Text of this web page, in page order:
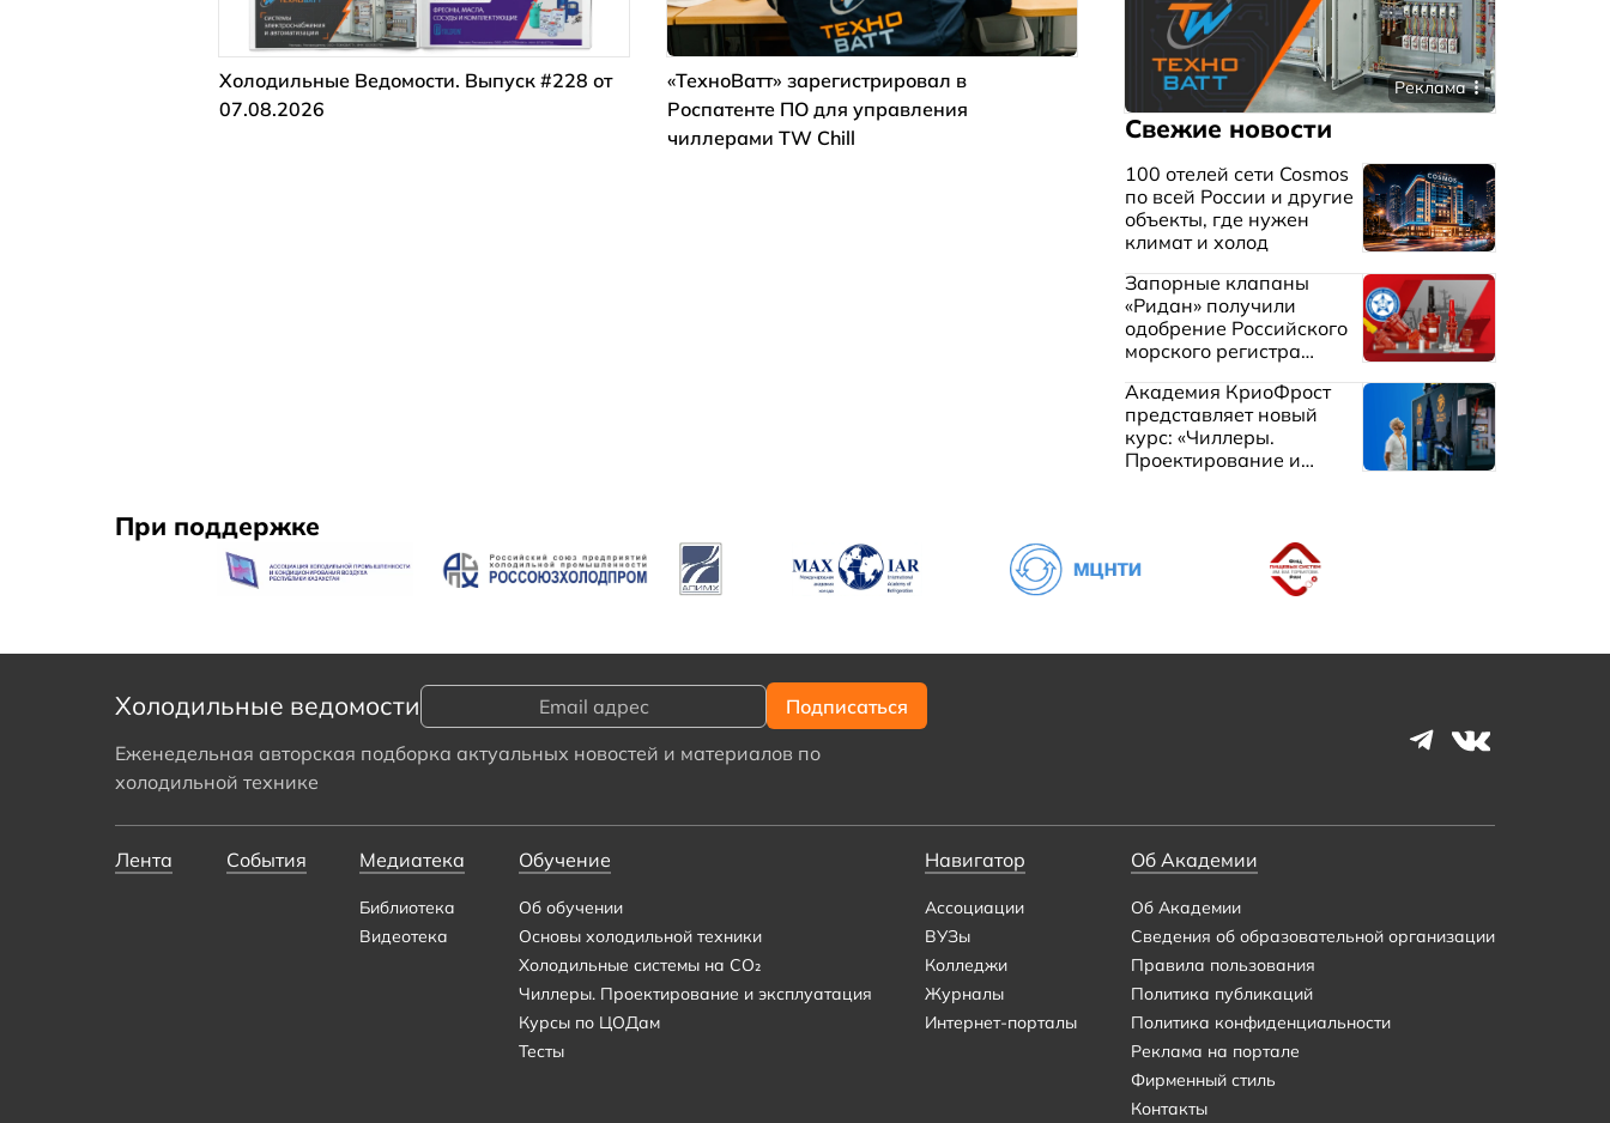
Холодильные Ведомости. Выпуск #228 от
07.08.2026
«ТехноВатт» зарегистрировал в
Роспатенте ПО для управления
чиллерами TW Chill
Реклама
Свежие новости
100 отелей сети Cosmos
по всей России и другие
объекты, где нужен
климат и холод
Запорные клапаны
«Ридан» получили
одобрение Российского
морского регистра
Академия КриоФрост
представляет новый
курс: «Чиллеры.
Проектирование и
При поддержке
Холодильные ведомости
Еженедельная авторская подборка актуальных новостей и материалов по
холодильной технике
Лента События Медиатека
Библиотека
Видеотека
Обучение
Об обучении
Основы холодильной техники
Холодильные системы на CO₂
Чиллеры. Проектирование и эксплуатация
Курсы по ЦОДам
Тесты
Навигатор
Ассоциации
ВУЗы
Колледжи
Журналы
Интернет-порталы
Об Академии
Об Академии
Сведения об образовательной организации
Правила пользования
Политика публикаций
Политика конфиденциальности
Реклама на портале
Фирменный стиль
Контакты